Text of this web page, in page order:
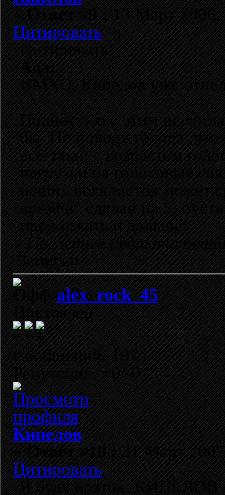
«Ответ #9 :13 Март 2006,
Цитировать
Цитировать
Ада:
ИМХО, Кипелов уже
Полностью с этим не
бы. По поводу голоса: что
всё-таки, с возрастом
нагрузки на голосовые
наших вокалистов может
времён" сделан на 5,
продолжать и дальше!
«Последнее
Записан
alex_rock_45
Постоялец
Сообщений: 107
Репутация: +0/-0
Кипелов
«Ответ #10 :31 Март
Цитировать
Я буду краток: